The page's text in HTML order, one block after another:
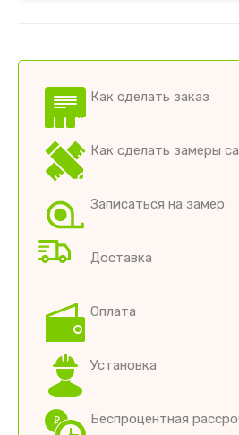
Как сделать заказ
Как сделать замеры
Записаться на замер
Доставка
Оплата
Установка
Беспроцентная